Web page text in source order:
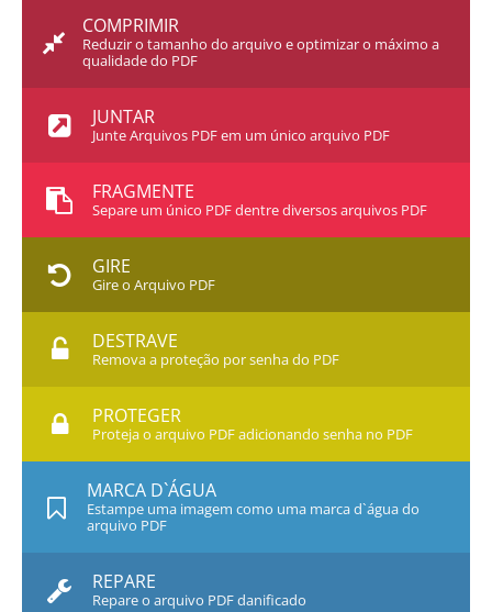
COMPRIMIR
Reduzir o tamanho do arquivo e optimizar o máximo a
qualidade do PDF
JUNTAR
Junte Arquivos PDF em um único arquivo PDF
FRAGMENTE
Separe um único PDF dentre diversos arquivos PDF
GIRE
Gire o Arquivo PDF
DESTRAVE
Remova a proteção por senha do PDF
PROTEGER
Proteja o arquivo PDF adicionando senha no PDF
MARCA D`ÁGUA
Estampe uma imagem como uma marca d`água do
arquivo PDF
REPARE
Repare o arquivo PDF danificado